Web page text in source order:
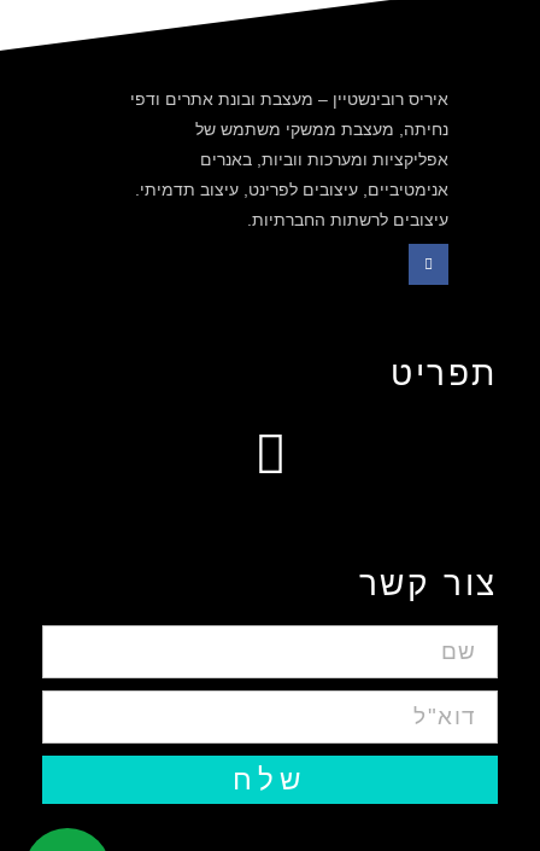
איריס רובינשטיין – מעצבת ובונת אתרים ודפי
נחיתה, מעצבת ממשקי משתמש של
אפליקציות ומערכות ווביות, באנרים
אנימטיביים, עיצובים לפרינט, עיצוב תדמיתי.
עיצובים לרשתות החברתיות.
תפריט
צור קשר
שלח